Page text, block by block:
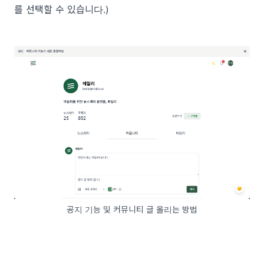
를 선택할 수 있습니다.)
공지 기능 및 커뮤니티 글 올리는 방법